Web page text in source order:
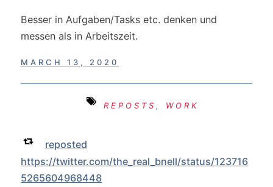
Besser in Aufgaben/Tasks etc. denken und
messen als in Arbeitszeit.
MARCH 13, 2020
REPOSTS , WORK
reposted
https://twitter.com/the_real_bnell/status/123716
5265604968448